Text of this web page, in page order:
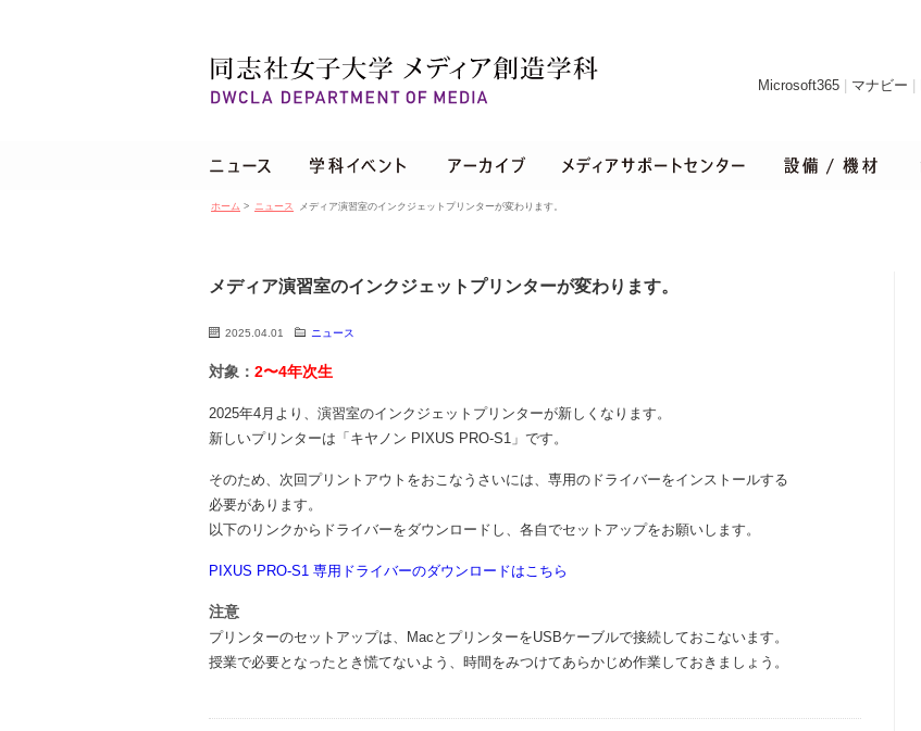
Microsoft365 マナビー
ホーム > ニュース メディア演習室のインクジェットプリンターが変わります。
メディア演習室のインクジェットプリンターが変わります。
2025.04.01 ニュース
対象： 2〜4年次生
2025年4月より、演習室のインクジェットプリンターが新しくなります。
新しいプリンターは「キヤノン PIXUS PRO-S1」です。
そのため、次回プリントアウトをおこなうさいには、専用のドライバーをインストールする
必要があります。
以下のリンクからドライバーをダウンロードし、各自でセットアップをお願いします。
PIXUS PRO-S1 専用ドライバーのダウンロードはこちら
注意
プリンターのセットアップは、MacとプリンターをUSBケーブルで接続しておこないます。
授業で必要となったとき慌てないよう、時間をみつけてあらかじめ作業しておきましょう。